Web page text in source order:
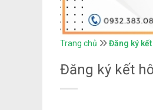
Trang chủ Đăng ký
Đăng ký kết